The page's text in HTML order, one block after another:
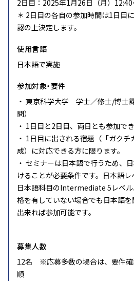
2日目：2025年1月26日（月）
＊ 2日目の各自の参加時間は1日目
認の上決定します。
使用言語
日本語で実施
参加対象・要件
・ 東京科学大学 学士／修士/博士
問）
・ 1日目と2日目、両日とも参加で
・ 1日目に出される宿題（「ガク
成）に対応できる方に限ります。
・ セミナーは日本語で行うため、
けることが必要条件です。日本語
日本語科目のIntermediate 5レベ
格を有していない場合でも日本語
出来れば参加可能です。
募集人数
12名 ※応募多数の場合は、要件確
順